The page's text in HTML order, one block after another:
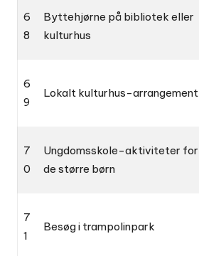
6
8
Byttehjørne på bibliotek eller
kulturhus
6
9
Lokalt kulturhus-arrangement
7
0
Ungdomsskole-aktiviteter for
de større børn
7
1
Besøg i trampolinpark